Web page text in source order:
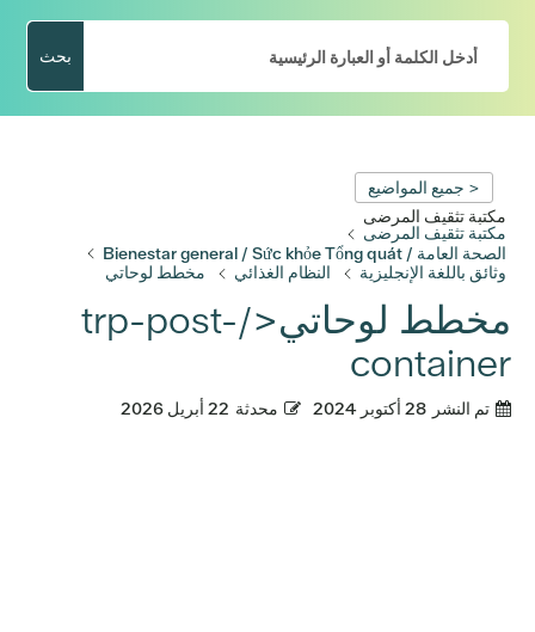
بحث
< جميع المواضيع
مكتبة تثقيف المرضى
مكتبة تثقيف المرضى
الصحة العامة / Bienestar general / Sức khỏe Tổng quát
وثائق باللغة الإنجليزية
النظام الغذائي مخطط لوحاتي
مخطط لوحاتي</trp-post-
container
تم النشر 28 أكتوبر 2024 محدثة 22 أبريل 2026